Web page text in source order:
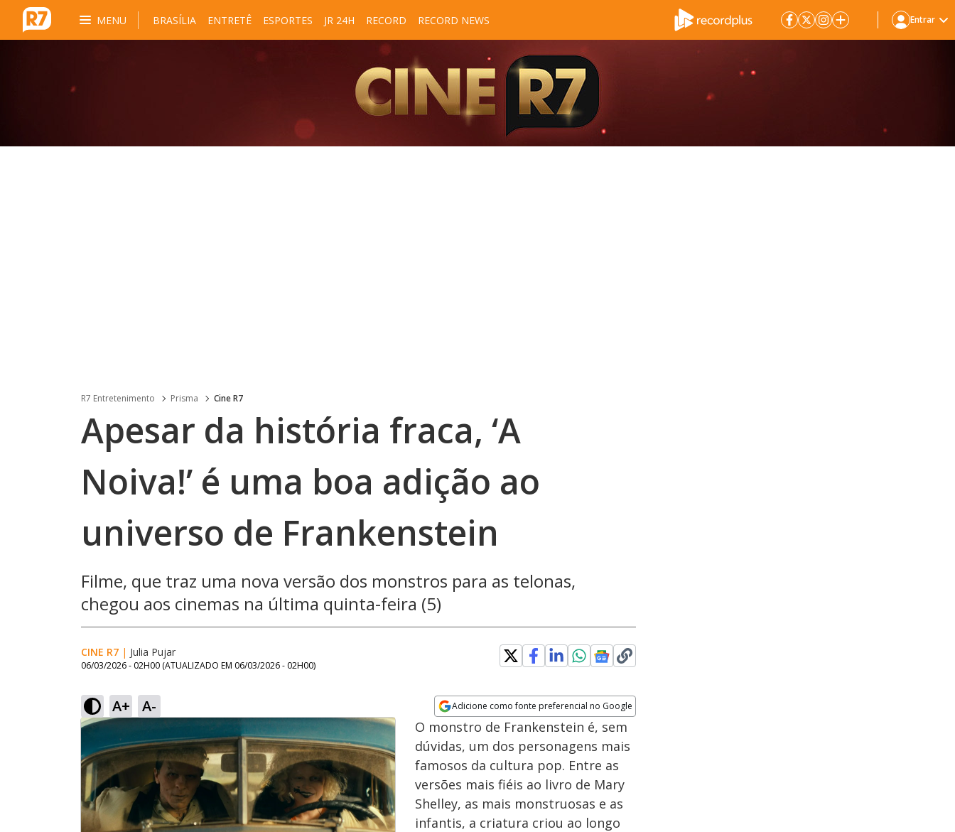
MENU BRASÍLIA ENTRETÊ ESPORTES JR 24H RECORD RECORD NEWS Entrar
R7 Entretenimento Prisma Cine R7
Apesar da história fraca, ‘A
Noiva!’ é uma boa adição ao
universo de Frankenstein
Filme, que traz uma nova versão dos monstros para as telonas,
chegou aos cinemas na última quinta-feira (5)
CINE R7 | Julia Pujar
06/03/2026 - 02H00 (ATUALIZADO EM 06/03/2026 - 02H00)
A+ A- Adicione como fonte preferencial no Google
Opens in new window
O monstro de Frankenstein é, sem
dúvidas, um dos personagens mais
famosos da cultura pop. Entre as
versões mais fiéis ao livro de Mary
Shelley, as mais monstruosas e as
infantis, a criatura criou ao longo